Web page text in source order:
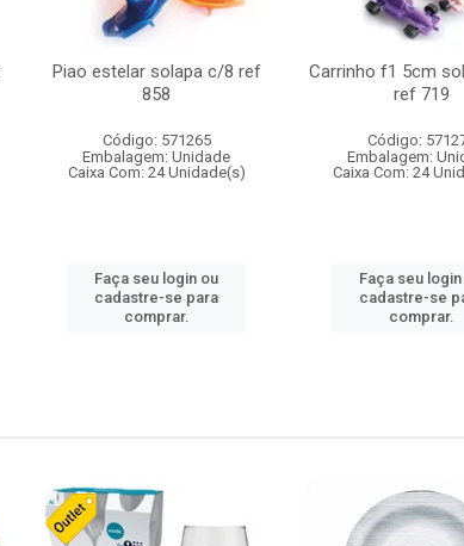
Piao estelar solapa c/8 ref
858
Código: 571265
Embalagem: Unidade
Caixa Com: 24 Unidade(s)
Faça seu login ou
cadastre-se para
comprar.
Carrinho f1 5cm
ref 719
Código:
Embalagem:
Caixa Com: 24
Faça seu
cadastre-se
comprar.